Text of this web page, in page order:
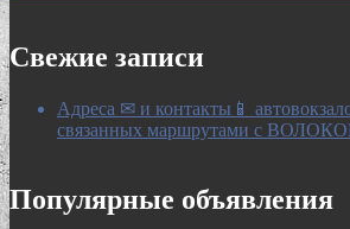
Свежие записи
Адреса ✉ и контакты📱
связанных маршрутами с
Популярные объявления